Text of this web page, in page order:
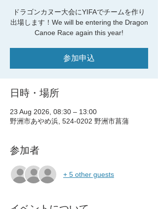
ドラゴンカヌー大会にYIFAでチームを作り
出場します！We will be entering the Dragon
Canoe Race again this year!
参加申込
日時・場所
23 Aug 2026, 08:30 – 13:00
野洲市あやめ浜, 524-0202 野洲市菖蒲
参加者
+ 5 other guests